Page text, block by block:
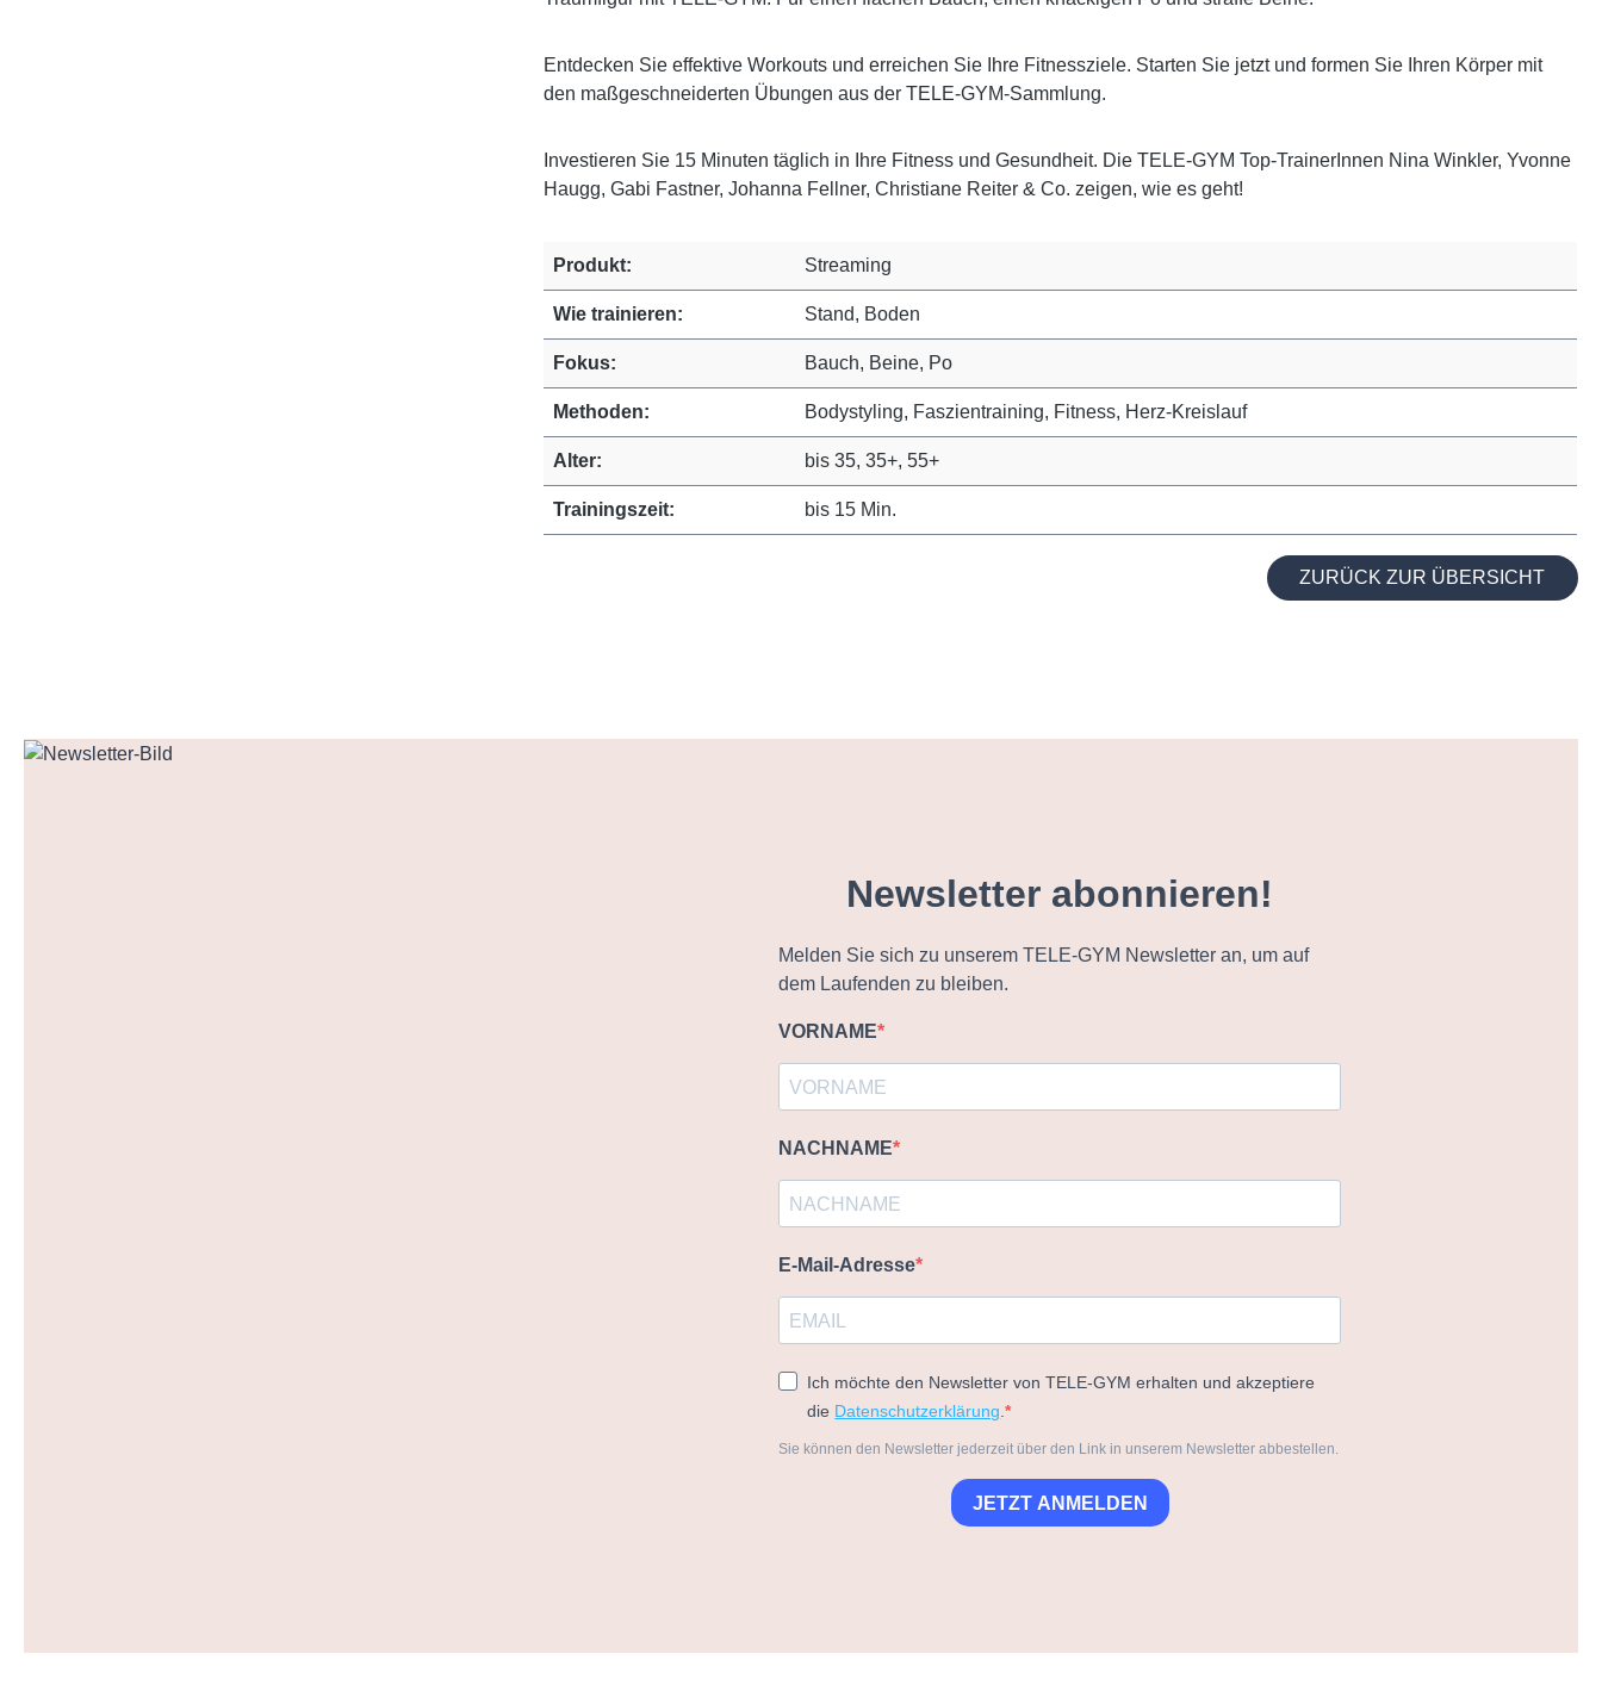
Entdecken Sie effektive Workouts und erreichen Sie Ihre Fitnessziele. Starten Sie jetzt und formen Sie Ihren Körper mit
den maßgeschneiderten Übungen aus der TELE-GYM-Sammlung.
Investieren Sie 15 Minuten täglich in Ihre Fitness und Gesundheit. Die TELE-GYM Top-TrainerInnen Nina Winkler, Yvonne
Haugg, Gabi Fastner, Johanna Fellner, Christiane Reiter & Co. zeigen, wie es geht!
Produkt: Streaming
Wie trainieren: Stand, Boden
Fokus: Bauch, Beine, Po
Methoden: Bodystyling, Faszientraining, Fitness, Herz-Kreislauf
Alter: bis 35, 35+, 55+
Trainingszeit: bis 15 Min.
ZURÜCK ZUR ÜBERSICHT
Newsletter abonnieren!
Melden Sie sich zu unserem TELE-GYM Newsletter an, um auf
dem Laufenden zu bleiben.
VORNAME
NACHNAME
E-Mail-Adresse
Ich möchte den Newsletter von TELE-GYM erhalten und akzeptiere
die Datenschutzerklärung .
Sie können den Newsletter jederzeit über den Link in unserem Newsletter abbestellen.
JETZT ANMELDEN